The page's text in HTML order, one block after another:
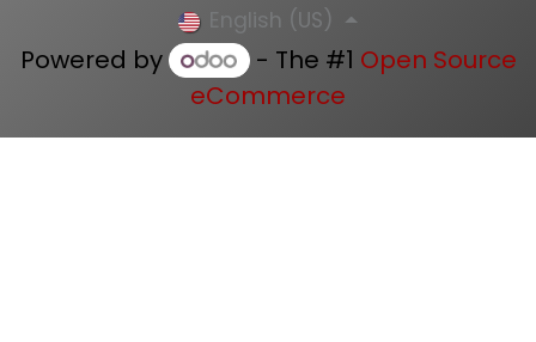
English (US)
Powered by - The #1 Open Source
eCommerce